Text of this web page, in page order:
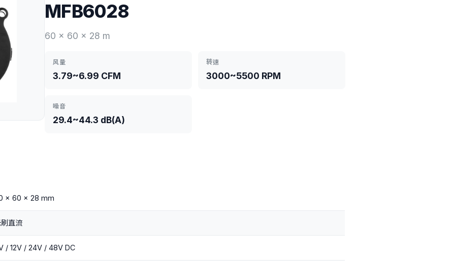
MFB6028
60 x 60 x 28 m
风量
3.79~6.99 CFM
转速
3000~5500 RPM
噪音
29.4~44.3 dB(A)
x 60 x 28 mm
直流
/ 12V / 24V / 48V DC